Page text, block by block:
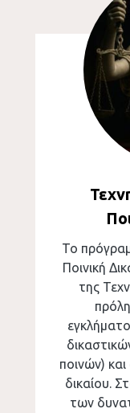
Το
Ποινική
της
ποινών)
δικαίου.
των